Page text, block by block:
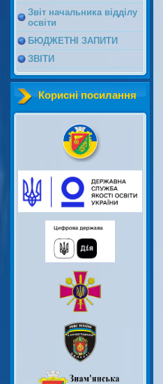
Звіт начальника відділу
освіти
БЮДЖЕТНІ ЗАПИТИ
ЗВІТИ
Корисні посилання